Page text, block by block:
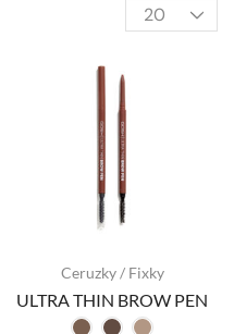
Ceruzky / Fixky
ULTRA THIN BROW PEN